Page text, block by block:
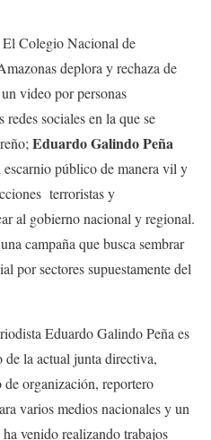
El Colegio Nacional de
deplora y rechaza de
video por personas
sociales en la que se
Eduardo Galindo Peña
escarnio público de manera vil y
terroristas y
al gobierno nacional y regional.
campaña que busca sembrar
por sectores supuestamente del
Eduardo Galindo Peña es
de la actual junta directiva,
organización, reportero
varios medios nacionales y un
venido realizando trabajos